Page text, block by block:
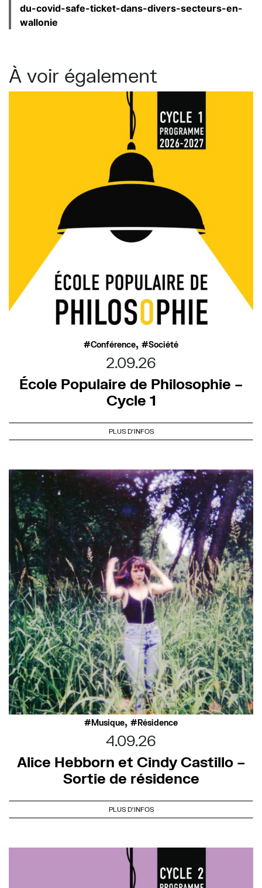
du-covid-safe-ticket-dans-divers-secteurs-en-
wallonie
À voir également
Conférence, Société
2.09.26
École Populaire de Philosophie –
Cycle 1
PLUS D'INFOS
Musique, Résidence
4.09.26
Alice Hebborn et Cindy Castillo –
Sortie de résidence
PLUS D'INFOS